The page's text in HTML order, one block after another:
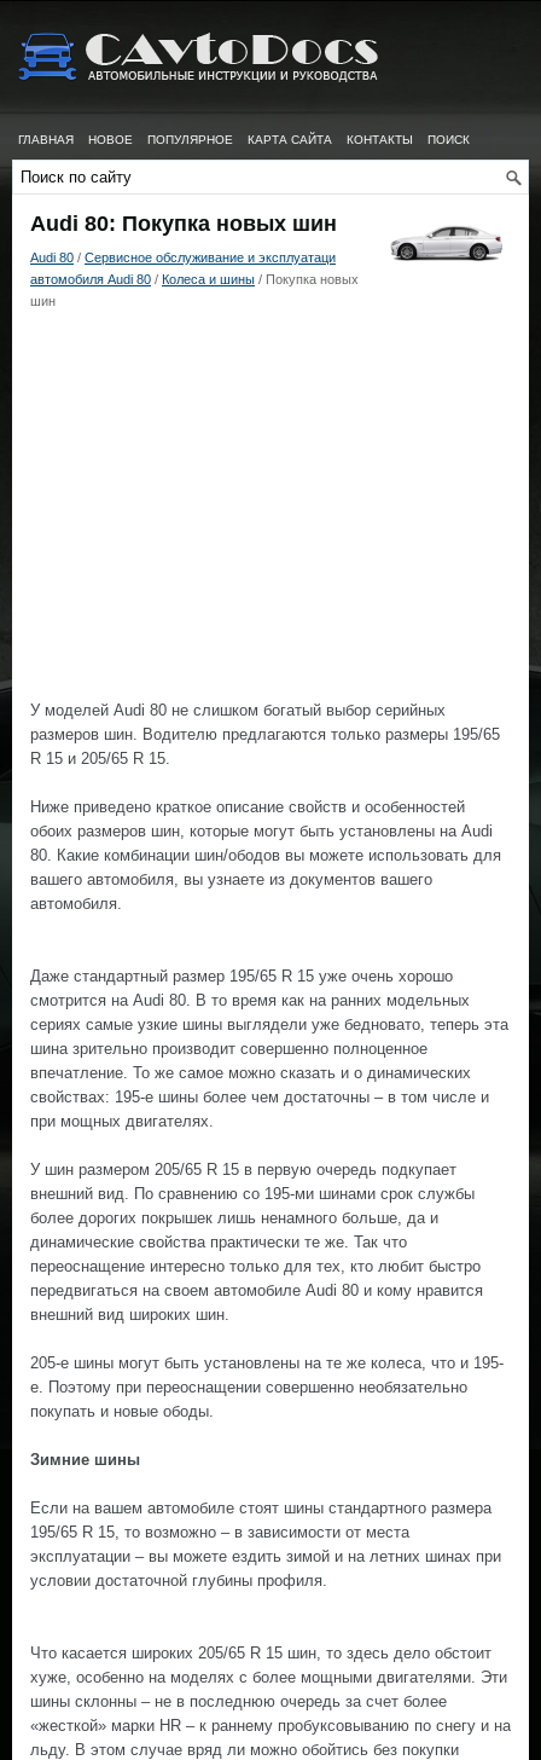
ГЛАВНАЯ НОВОЕ ПОПУЛЯРНОЕ КАРТА САЙТА КОНТАКТЫ ПОИСК
Audi 80: Покупка новых шин
Audi 80 / Сервисное обслуживание и эксплуатаци
автомобиля Audi 80 / Колеса и шины / Покупка новых
шин
У моделей Audi 80 не слишком богатый выбор серийных
размеров шин. Водителю предлагаются только размеры 195/65
R 15 и 205/65 R 15.
Ниже приведено краткое описание свойств и особенностей
обоих размеров шин, которые могут быть установлены на Audi
80. Какие комбинации шин/ободов вы можете использовать для
вашего автомобиля, вы узнаете из документов вашего
автомобиля.
Даже стандартный размер 195/65 R 15 уже очень хорошо
смотрится на Audi 80. В то время как на ранних модельных
сериях самые узкие шины выглядели уже бедновато, теперь эта
шина зрительно производит совершенно полноценное
впечатление. То же самое можно сказать и о динамических
свойствах: 195-е шины более чем достаточны – в том числе и
при мощных двигателях.
У шин размером 205/65 R 15 в первую очередь подкупает
внешний вид. По сравнению со 195-ми шинами срок службы
более дорогих покрышек лишь ненамного больше, да и
динамические свойства практически те же. Так что
переоснащение интересно только для тех, кто любит быстро
передвигаться на своем автомобиле Audi 80 и кому нравится
внешний вид широких шин.
205-е шины могут быть установлены на те же колеса, что и 195-
е. Поэтому при переоснащении совершенно необязательно
покупать и новые ободы.
Зимние шины
Если на вашем автомобиле стоят шины стандартного размера
195/65 R 15, то возможно – в зависимости от места
эксплуатации – вы можете ездить зимой и на летних шинах при
условии достаточной глубины профиля.
Что касается широких 205/65 R 15 шин, то здесь дело обстоит
хуже, особенно на моделях с более мощными двигателями. Эти
шины склонны – не в последнюю очередь за счет более
«жесткой» марки HR – к раннему пробуксовыванию по снегу и на
льду. В этом случае вряд ли можно обойтись без покупки